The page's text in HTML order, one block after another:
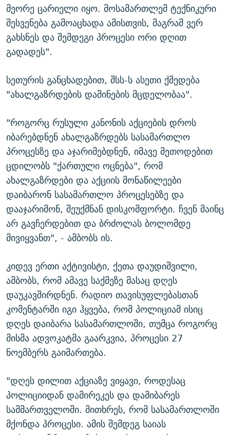
მეორე ცარიელი იყო. მოსამართლემ ტექნიკური
შესვენება გამოაცხადა ამისთვის, მაგრამ ვერ
გახსნეს და შემდეგი პროცესი ორი დღით
გადადეს".
სეთურის განცხადებით, შსს-ს ასეთი ქმედება
"ახალგაზრდების დაშინების მცდელობაა".
"როგორც რუსული კანონის აქციების დროს
იბარებდნენ ახალგაზრდებს სასამართლო
პროცესზე და აჯარიმებდნენ, იმავე მეთოდებით
ცდილობს "ქართული ოცნება", რომ
ახალგაზრდები და აქციის მონაწილეები
დაიბარონ სასამართლო პროცესებზე და
დააჯარიმონ, შეუქმნან დისკომფორტი. ჩვენ მაინც
არ გავჩერდებით და ბრძოლას ბოლომდე
მივიყვანთ", - ამბობს ის.
კიდევ ერთი აქტივისტი, ქეთა დაუდიშვილი,
ამბობს, რომ ამავე საქმეზე მასაც დღეს
დაუკავშირდნენ. რადიო თავისუფლებასთან
კომენტარში იგი ჰყვება, რომ პოლიციამ ისიც
დღეს დაიბარა სასამართლოში, თუმცა როგორც
მისმა ადვოკატმა გაარკვია, პროცესი 27
ნოემბერს გაიმართება.
"დღეს დილით აქციაზე ვიყავი, როდესაც
პოლიციიდან დამირეკეს და დამიბარეს
სამმართველოში. მითხრეს, რომ სასამართლოში
მქონდა პროცესი. ამის შემდეგ საიას